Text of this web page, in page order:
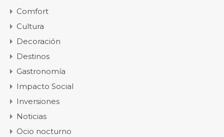
Comfort
Cultura
Decoración
Destinos
Gastronomía
Impacto Social
Inversiones
Noticias
Ocio nocturno